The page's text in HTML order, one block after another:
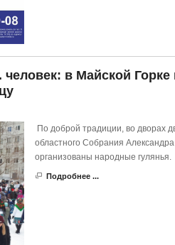
в Майской
По доброй традиции, во дворах
областного Собрания
организованы народные гулянья.
Подробнее ...